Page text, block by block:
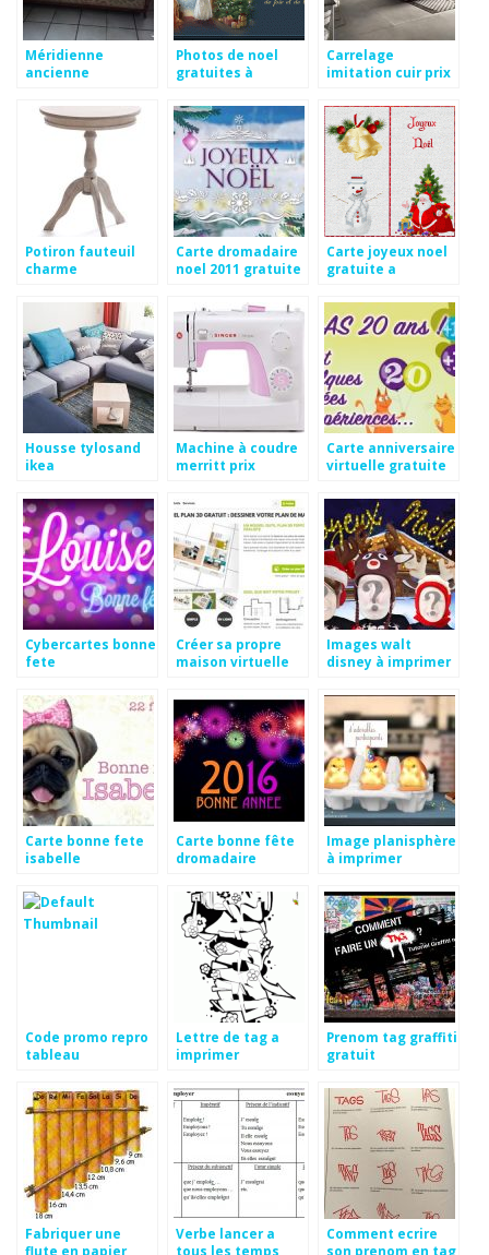
Méridienne
ancienne
Photos de noel
gratuites à
Carrelage
imitation cuir prix
Potiron fauteuil
charme
Carte dromadaire
noel 2011 gratuite
Carte joyeux noel
gratuite a
Housse tylosand
ikea
Machine à coudre
merritt prix
Carte anniversaire
virtuelle gratuite
Cybercartes bonne
fete
Créer sa propre
maison virtuelle
Images walt
disney à imprimer
Carte bonne fete
isabelle
Carte bonne fête
dromadaire
Image planisphère
à imprimer
Code promo repro
tableau
Lettre de tag a
imprimer
Prenom tag graffiti
gratuit
Fabriquer une
flute en papier
Verbe lancer a
tous les temps
Comment ecrire
son prenom en tag